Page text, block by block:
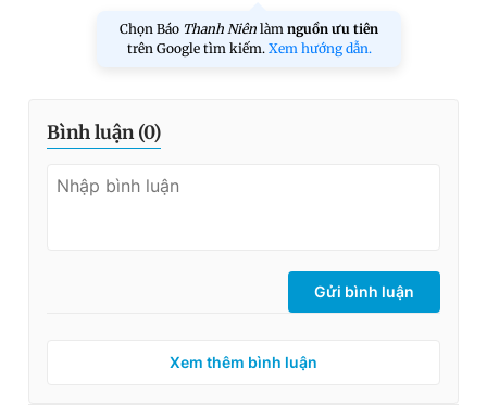
Chọn Báo Thanh Niên làm nguồn ưu tiên
trên Google tìm kiếm. Xem hướng dẫn.
Bình luận (0)
Gửi bình luận
Xem thêm bình luận